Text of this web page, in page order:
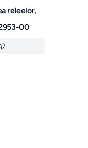
releelor,
00